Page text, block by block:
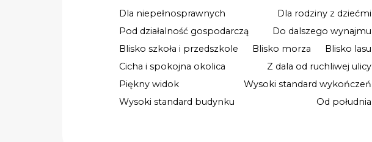
Dla niepełnosprawnych
Dla rodziny z dziećmi
Pod działalność gospodarczą
Do dalszego wynajmu
Blisko szkoła i przedszkole
Blisko morza
Blisko lasu
Cicha i spokojna okolica
Z dala od ruchliwej ulicy
Piękny widok
Wysoki standard wykończeń
Wysoki standard budynku
Od południa